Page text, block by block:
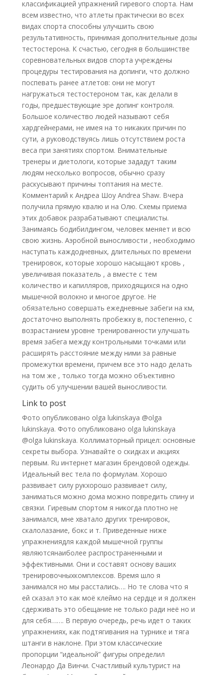
классификацией упражнений гиревого спорта. Нам
всем известно, что атлеты практически во всех
видах спорта способны улучшить свою
результативность, принимая дополнительные дозы
тестостерона. К счастью, сегодня в большинстве
соревновательных видов спорта учреждены
процедуры тестирования на допинги, что должно
поспевать ранее атлетов: они не могут
нагружаться тестостероном так, как делали в
годы, предшествующие эре допинг контроля.
Большое количество людей называют себя
хардгейнерами, не имея на то никаких причин по
сути, а руководствуясь лишь отсутствием роста
веса при занятиях спортом. Внимательные
тренеры и диетологи, которые зададут таким
людям несколько вопросов, обычно сразу
раскусывают причины топтания на месте.
Комментарий к Андреа Шоу Andrea Shaw. Вчера
получила прямую квалю и на Олю. Схемы приема
этих добавок разрабатывают специалисты.
Занимаясь бодибилдингом, человек меняет и всю
свою жизнь. Аэробной выносливости , необходимо
наступать каждодневных, длительных по времени
тренировок, которые хорошо насыщают кровь ,
увеличивая показатель , а вместе с тем
количество и капилляров, приходящихся на одно
мышечной волокно и многое другое. Не
обязательно совершать ежедневные забеги на км,
достаточно выполнять пробежку в, постепенно, с
возрастанием уровне тренированности улучшать
время забега между контрольными точками или
расширять расстояние между ними за равные
промежутки времени, причем все это надо делать
на том же , только тогда можно объективно
судить об улучшении вашей выносливости.
Link to post
Фото опубликовано olga lukinskaya @olga
lukinskaya. Фото опубликовано olga lukinskaya
@olga lukinskaya. Коллиматорный прицел: основные
секреты выбора. Узнавайте о скидках и акциях
первым. Ru интернет магазин брендовой одежды.
Идеальный вес тела по формулам. Хорошо
развивает силу рукхорошо развивает силу,
заниматься можно дома можно повредить спину и
связки. Гиревым спортом я никогда плотно не
занимался, мне хватало других тренировок,
скалолазание, бокс и т. Приведенные ниже
упражнениядля каждой мышечной группы
являютсянаиболее распространенными и
эффективными. Они и составят основу ваших
тренировочныхкомплексов. Время шло я
занимался но мы расстались…. Но те слова что я
ей сказал это как моё клеймо на сердце и я должен
сдерживать это обещание не только ради неё но и
для себя……. В первую очередь, речь идет о таких
упражнениях, как подтягивания на турнике и тяга
штанги в наклоне. При этом классические
пропорции “идеальной” фигуры определил
Леонардо Да Винчи. Счастливый культурист на